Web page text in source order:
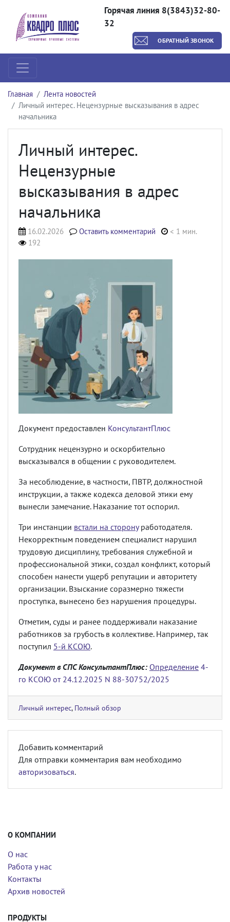
Горячая линия 8(3843)32-80-
32
ОБРАТНЫЙ ЗВОНОК
Главная
Лента новостей
Личный интерес. Нецензурные высказывания в адрес
начальника
Личный интерес.
Нецензурные
высказывания в адрес
начальника
16.02.2026 Оставить комментарий
< 1 мин.
192
Документ предоставлен КонсультантПлюс
Сотрудник нецензурно и оскорбительно
высказывался в общении с руководителем.
За несоблюдение, в частности, ПВТР, должностной
инструкции, а также кодекса деловой этики ему
вынесли замечание. Наказание тот оспорил.
Три инстанции встали на сторонуработодателя.
Некорректным поведением специалист нарушил
трудовую дисциплину, требования служебной и
профессиональной этики, создал конфликт, который
способен нанести ущерб репутации и авторитету
организации. Взыскание соразмерно тяжести
проступка, вынесено без нарушения процедуры.
Отметим, суды и ранее поддерживали наказание
работников за грубость в коллективе. Например, так
поступил 5-й КСОЮ.
Документ в СПС КонсультантПлюс: Определение 4-
го КСОЮ от 24.12.2025 N 88-30752/2025
Личный интерес, Полный обзор
Добавить комментарий
Для отправки комментария вам необходимо
авторизоваться.
О КОМПАНИИ
О нас
Работа у нас
Контакты
Архив новостей
ПРОДУКТЫ